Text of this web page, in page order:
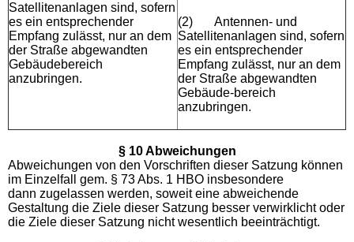
Satellitenanlagen sind, sofern
es ein entsprechender
Empfang zulässt, nur an dem
der Straße abgewandten
Gebäudebereich
anzubringen.
(2)
Antennen- und
Satellitenanlagen sind, sofern
es ein entsprechender
Empfang zulässt, nur an dem
der Straße abgewandten
Gebäude-bereich
anzubringen.
§ 10 Abweichungen
Abweichungen von den Vorschriften dieser Satzung können
im Einzelfall gem. § 73 Abs. 1 HBO insbesondere
dann zugelassen werden, soweit eine abweichende
Gestaltung die Ziele dieser Satzung besser verwirklicht oder
die Ziele dieser Satzung nicht wesentlich beeinträchtigt.